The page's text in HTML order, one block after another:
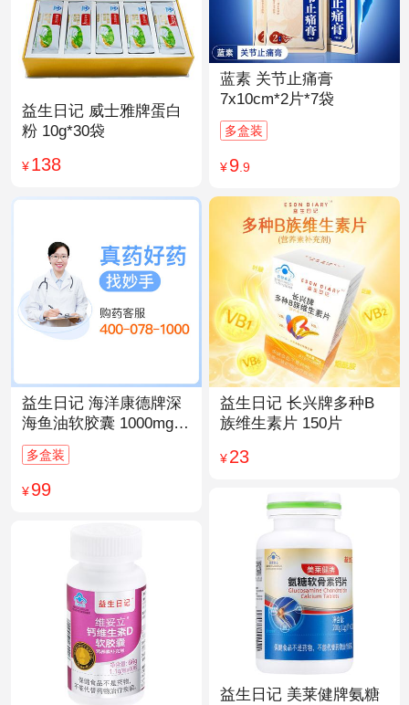
蓝素 关节止痛膏
7x10cm*2片*7袋
多盒装
¥9.9
益生日记 威士雅牌蛋白
粉 10g*30袋
¥138
益生日记 海洋康德牌深
海鱼油软胶囊 1000mg/
粒*200粒
多盒装
¥99
益生日记 长兴牌多种B
族维生素片 150片
¥23
益生日记 美莱健牌氨糖